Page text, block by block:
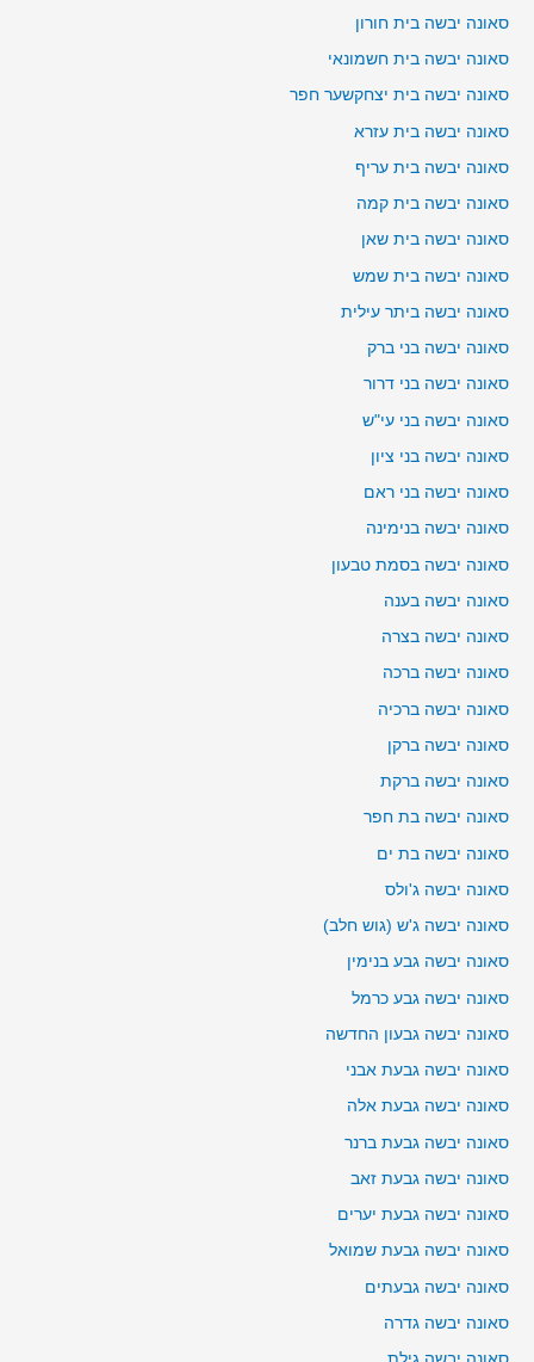
סאונה יבשה בית חורון
סאונה יבשה בית חשמונאי
סאונה יבשה בית יצחקשער חפר
סאונה יבשה בית עזרא
סאונה יבשה בית עריף
סאונה יבשה בית קמה
סאונה יבשה בית שאן
סאונה יבשה בית שמש
סאונה יבשה ביתר עילית
סאונה יבשה בני ברק
סאונה יבשה בני דרור
סאונה יבשה בני עי"ש
סאונה יבשה בני ציון
סאונה יבשה בני ראם
סאונה יבשה בנימינה
סאונה יבשה בסמת טבעון
סאונה יבשה בענה
סאונה יבשה בצרה
סאונה יבשה ברכה
סאונה יבשה ברכיה
סאונה יבשה ברקן
סאונה יבשה ברקת
סאונה יבשה בת חפר
סאונה יבשה בת ים
סאונה יבשה ג'ולס
סאונה יבשה ג'ש (גוש חלב)
סאונה יבשה גבע בנימין
סאונה יבשה גבע כרמל
סאונה יבשה גבעון החדשה
סאונה יבשה גבעת אבני
סאונה יבשה גבעת אלה
סאונה יבשה גבעת ברנר
סאונה יבשה גבעת זאב
סאונה יבשה גבעת יערים
סאונה יבשה גבעת שמואל
סאונה יבשה גבעתים
סאונה יבשה גדרה